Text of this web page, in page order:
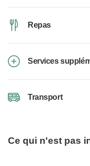
Repas
Services
Transport
Ce qui n'est pas